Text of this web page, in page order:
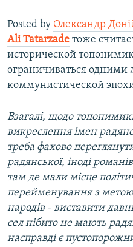
Posted by Олександр
Ali Tatarzade тоже
исторической
ограничиваться
коммунистической
Взагалі, щодо
викреслення імен
треба фахово
радянської, іноді
там де мали місце
перейменування з метою
народів - виставити
сел нібито не мають
насправді є